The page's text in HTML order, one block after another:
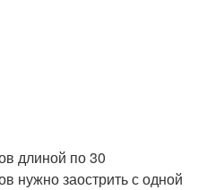
длиной по 30
нужно заострить с одной